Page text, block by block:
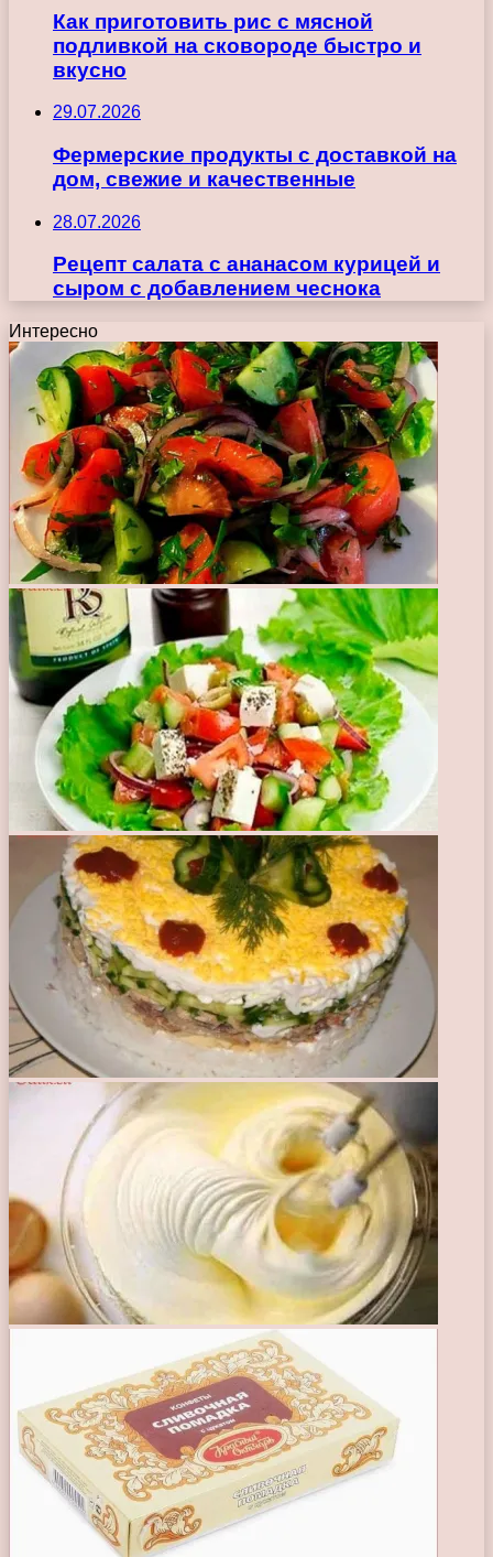
Как приготовить рис с мясной
подливкой на сковороде быстро и
вкусно
29.07.2026
Фермерские продукты с доставкой на
дом, свежие и качественные
28.07.2026
Рецепт салата с ананасом курицей и
сыром с добавлением чеснока
Интересно